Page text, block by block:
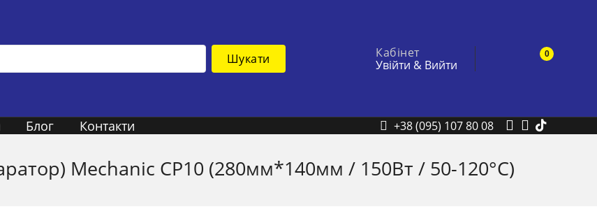
Шукати
Кабінет
Увійти & Вийти
0
Блог Контакти +38 (095) 107 80 08
Mechanic CP10 (280мм*140мм / 150Вт / 50-120°C)